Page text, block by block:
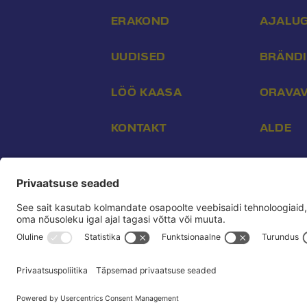
ERAKOND
UUDISED
LÖÖ KAASA
KONTAKT ALDE